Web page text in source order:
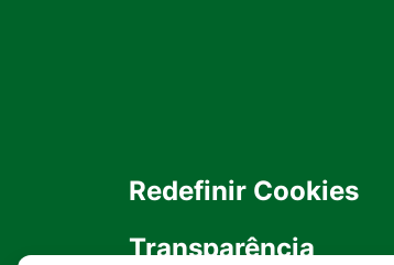
Redefinir Cookies
Transparência